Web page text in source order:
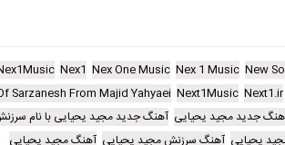
New
Nex 1 Music
Nex One Music
Nex1
Next1.ir
Next1Music
Sarzanesh From Majid Yahyaei
جدید مجید یحیایی آهنگ جدید مجید یحیایی با نام
یحیایی آهنگ سرزنش مجید یحیایی آهنگ مجید یحیایی